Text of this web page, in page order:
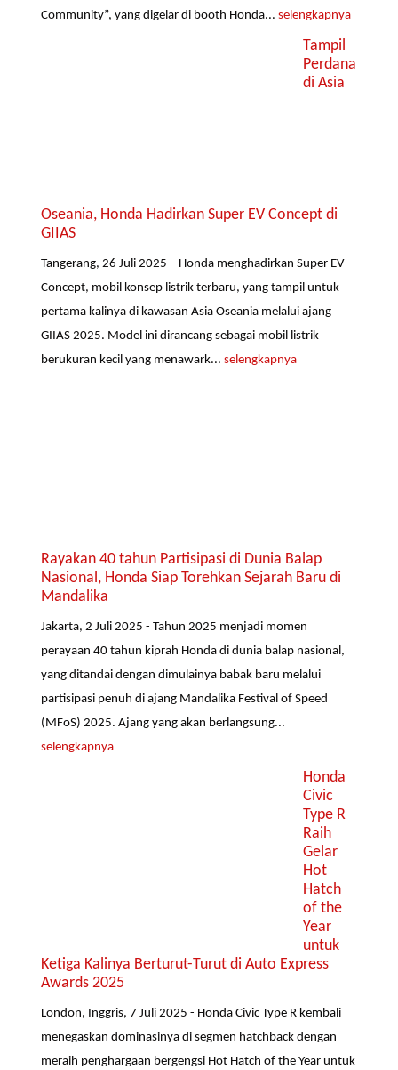
Community”, yang digelar di booth Honda...selengkapnya
Tampil
Perdana
di Asia
Oseania, Honda Hadirkan Super EV Concept di
GIIAS
Tangerang, 26 Juli 2025 – Honda menghadirkan Super EV
Concept, mobil konsep listrik terbaru, yang tampil untuk
pertama kalinya di kawasan Asia Oseania melalui ajang
GIIAS 2025. Model ini dirancang sebagai mobil listrik
berukuran kecil yang menawark...selengkapnya
Rayakan 40 tahun Partisipasi di Dunia Balap
Nasional, Honda Siap Torehkan Sejarah Baru di
Mandalika
Jakarta, 2 Juli 2025 - Tahun 2025 menjadi momen
perayaan 40 tahun kiprah Honda di dunia balap nasional,
yang ditandai dengan dimulainya babak baru melalui
partisipasi penuh di ajang Mandalika Festival of Speed
(MFoS) 2025. Ajang yang akan berlangsung...
selengkapnya
Honda
Civic
Type R
Raih
Gelar
Hot
Hatch
of the
Year
untuk
Ketiga Kalinya Berturut-Turut di Auto Express
Awards 2025
London, Inggris, 7 Juli 2025 - Honda Civic Type R kembali
menegaskan dominasinya di segmen hatchback dengan
meraih penghargaan bergengsi Hot Hatch of the Year untuk